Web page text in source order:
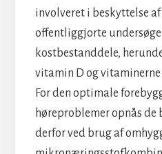
involveret i beskyttelse
offentliggjorte
kostbestanddele,
vitamin D og vitaminerne
For den optimale
høreproblemer opnås de
derfor ved brug af